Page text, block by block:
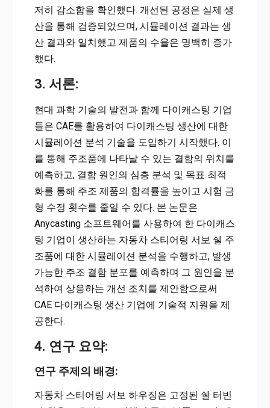
저히 감소함을 확인했다. 개선된 공정은 실제 생
산을 통해 검증되었으며, 시뮬레이션 결과는 생
산 결과와 일치했고 제품의 수율은 명백히 증가
했다.
3. 서론:
현대 과학 기술의 발전과 함께 다이캐스팅 기업
들은 CAE를 활용하여 다이캐스팅 생산에 대한
시뮬레이션 분석 기술을 도입하기 시작했다. 이
를 통해 주조품에 나타날 수 있는 결함의 위치를
예측하고, 결함 원인의 심층 분석 및 목표 최적
화를 통해 주조 제품의 합격률을 높이고 시험 금
형 수정 횟수를 줄일 수 있다. 본 논문은
Anycasting 소프트웨어를 사용하여 한 다이캐스
팅 기업이 생산하는 자동차 스티어링 서보 쉘 주
조품에 대한 시뮬레이션 분석을 수행하고, 발생
가능한 주조 결함 분포를 예측하며 그 원인을 분
석하여 상응하는 개선 조치를 제안함으로써
CAE 다이캐스팅 생산 기업에 기술적 지원을 제
공한다.
4. 연구 요약:
연구 주제의 배경:
자동차 스티어링 서보 하우징은 고정된 쉘 터빈